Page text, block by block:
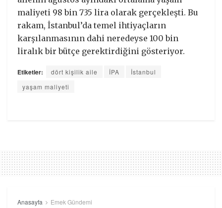
maliyeti 98 bin 735 lira olarak gerçekleşti. Bu
rakam, İstanbul’da temel ihtiyaçların
karşılanmasının dahi neredeyse 100 bin
liralık bir bütçe gerektirdiğini gösteriyor.
Etiketler: dört kişilik aile İPA
İstanbul
yaşam maliyeti
Anasayfa Emek Gündemi